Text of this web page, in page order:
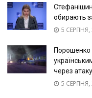
обирають
5 СЕРПНЯ,
Порошенко
через
5 СЕРПНЯ,